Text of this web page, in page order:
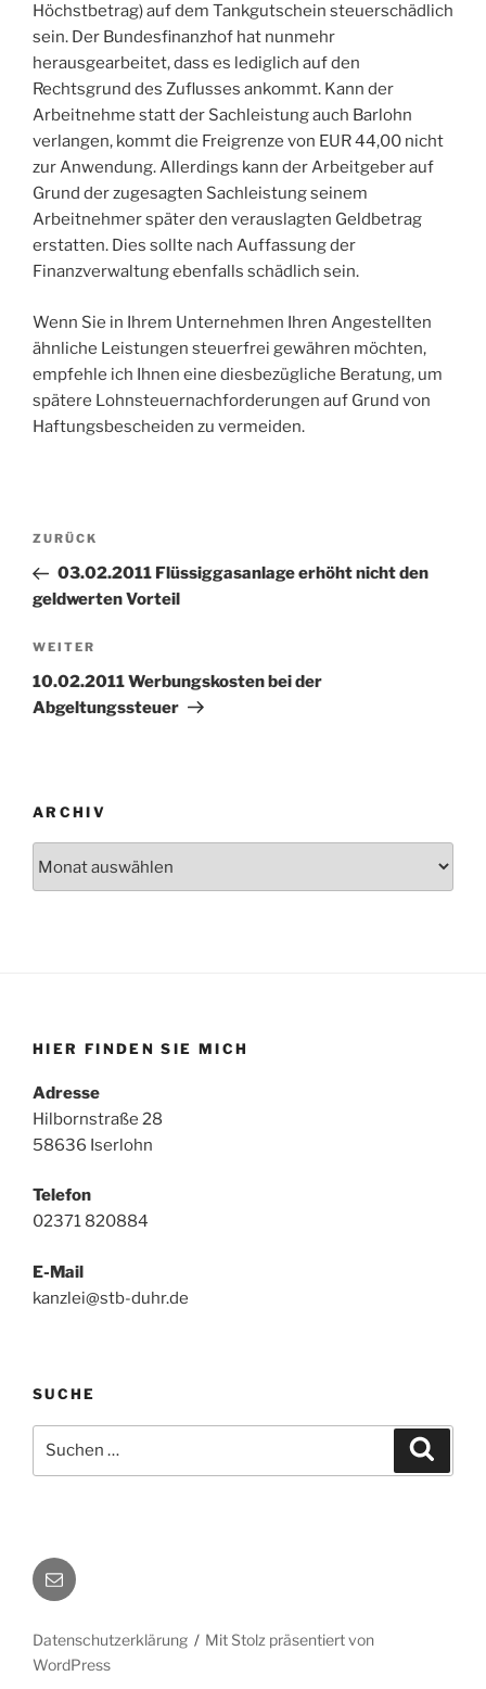
Höchstbetrag) auf dem Tankgutschein steuerschädlich
sein. Der Bundesfinanzhof hat nunmehr
herausgearbeitet, dass es lediglich auf den
Rechtsgrund des Zuflusses ankommt. Kann der
Arbeitnehme statt der Sachleistung auch Barlohn
verlangen, kommt die Freigrenze von EUR 44,00 nicht
zur Anwendung. Allerdings kann der Arbeitgeber auf
Grund der zugesagten Sachleistung seinem
Arbeitnehmer später den verauslagten Geldbetrag
erstatten. Dies sollte nach Auffassung der
Finanzverwaltung ebenfalls schädlich sein.
Wenn Sie in Ihrem Unternehmen Ihren Angestellten
ähnliche Leistungen steuerfrei gewähren möchten,
empfehle ich Ihnen eine diesbezügliche Beratung, um
spätere Lohnsteuernachforderungen auf Grund von
Haftungsbescheiden zu vermeiden.
Beitragsnavigation
Vorheriger
Beitrag
ZURÜCK
03.02.2011 Flüssiggasanlage erhöht nicht den
geldwerten Vorteil
Nächster
Beitrag
WEITER
10.02.2011 Werbungskosten bei der
Abgeltungssteuer
ARCHIV
HIER FINDEN SIE MICH
Adresse
Hilbornstraße 28
58636 Iserlohn
Telefon
02371 820884
E-Mail
kanzlei@stb-duhr.de
SUCHE
nach:
E-
Mail
Datenschutzerklärung
Mit Stolz präsentiert von
WordPress